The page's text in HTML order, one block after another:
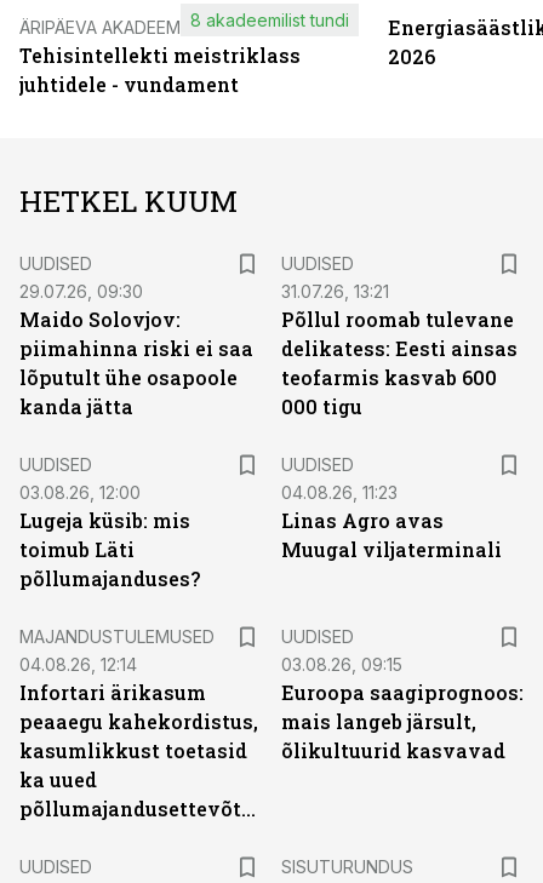
ÄRIPÄEVA AKADEEMIA
Tehisintellekti meistriklass
juhtidele - vundament
8 akadeemilist tundi
2026
HETKEL KUUM
UUDISED
29.07.26, 09:30
Maido Solovjov:
piimahinna riski ei saa
lõputult ühe osapoole
kanda jätta
UUDISED
31.07.26, 13:21
Põllul roomab tulevane
delikatess: Eesti ainsas
teofarmis kasvab 600
000 tigu
UUDISED
03.08.26, 12:00
Lugeja küsib: mis
toimub Läti
põllumajanduses?
UUDISED
04.08.26, 11:23
Linas Agro avas
Muugal viljaterminali
MAJANDUSTULEMUSED
04.08.26, 12:14
Infortari ärikasum
peaaegu kahekordistus,
kasumlikkust toetasid
ka uued
põllumajandusettevõtted
UUDISED
03.08.26, 09:15
Euroopa saagiprognoos:
mais langeb järsult,
õlikultuurid kasvavad
UUDISED
SISUTURUNDUS